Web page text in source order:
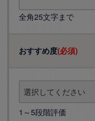
全角25文字まで
おすすめ度(必須)
1～5段階評価